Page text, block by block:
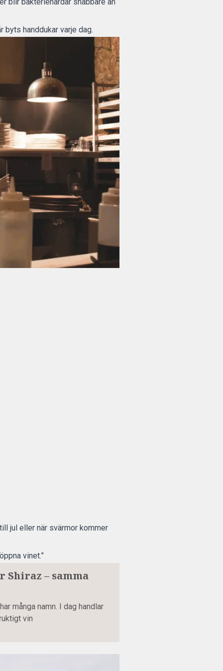
handdukar varje dag.
jul eller när svärmor kommer
vinet.”
– samma
många namn. I dag handlar
vin